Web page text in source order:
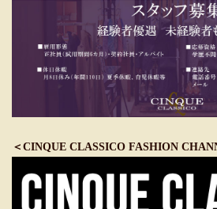
＜CINQUE CLASSICO FASHION